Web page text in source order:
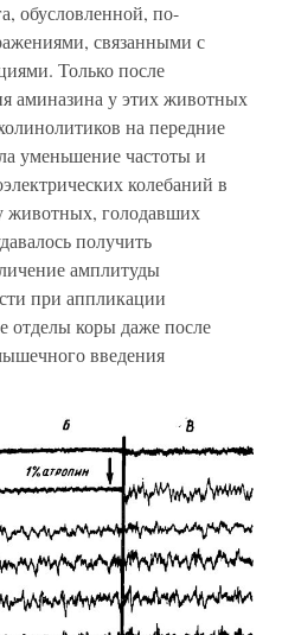
обусловленной, по-
связанными с
Только после
аминазина у этих животных
на передние
уменьшение частоты и
колебаний в
животных, голодавших
получить
амплитуды
при аппликации
отделы коры даже после
введения